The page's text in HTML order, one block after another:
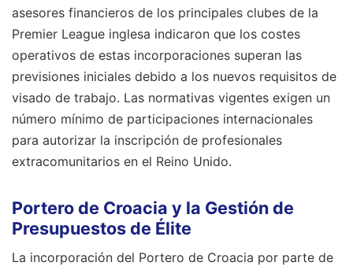
asesores financieros de los principales clubes de la
Premier League inglesa indicaron que los costes
operativos de estas incorporaciones superan las
previsiones iniciales debido a los nuevos requisitos de
visado de trabajo. Las normativas vigentes exigen un
número mínimo de participaciones internacionales
para autorizar la inscripción de profesionales
extracomunitarios en el Reino Unido.
Portero de Croacia y la Gestión de
Presupuestos de Élite
La incorporación del Portero de Croacia por parte de